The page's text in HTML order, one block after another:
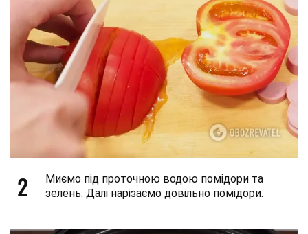
2
Миємо під проточною водою помідори та
зелень. Далі нарізаємо довільно помідори.